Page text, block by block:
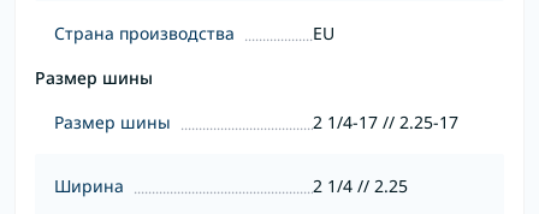
Страна производства
EU
Размер шины
Размер шины
2 1/4-17 // 2.25-17
Ширина 2 1/4 // 2.25